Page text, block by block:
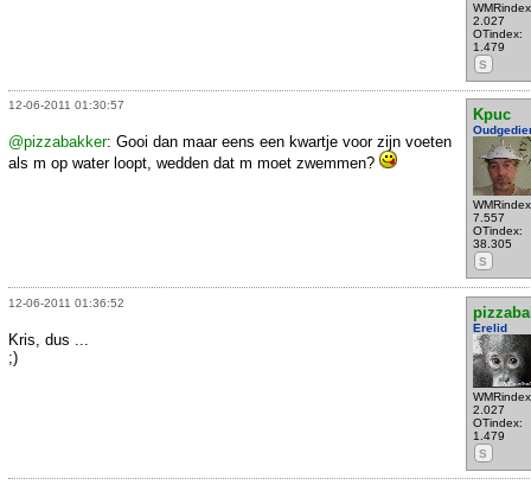
2.027
OTindex:
1.479
S
12-06-2011 01:30:57
Kpuc
7.557
OTindex:
38.305
S
@pizzabakker: Gooi dan maar eens een kwartje voor zijn voeten
als m op water loopt, wedden dat m moet zwemmen?
12-06-2011 01:36:52
Erelid
2.027
OTindex:
1.479
S
Kris, dus ...
;)